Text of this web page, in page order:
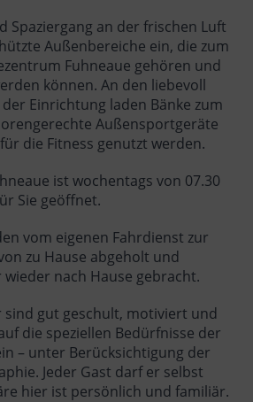
Spaziergang an der frischen Luft
Außenbereiche ein, die zum
Fuhneaue gehören und
können. An den liebevoll
Einrichtung laden Bänke zum
Außensportgeräte
die Fitness genutzt werden.
ist wochentags von 07.30
Sie geöffnet.
vom eigenen Fahrdienst zur
zu Hause abgeholt und
nach Hause gebracht.
gut geschult, motiviert und
die speziellen Bedürfnisse der
– unter Berücksichtigung der
Jeder Gast darf er selbst
hier ist persönlich und familiär.